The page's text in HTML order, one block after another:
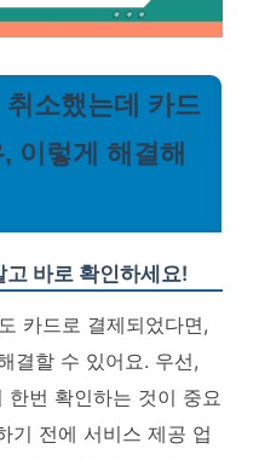
소했는데 카드
이렇게 해결해
바로 확인하세요!
카드로 결제되었다면,
결할 수 있어요. 우선,
번 확인하는 것이 중요
기 전에 서비스 제공 업